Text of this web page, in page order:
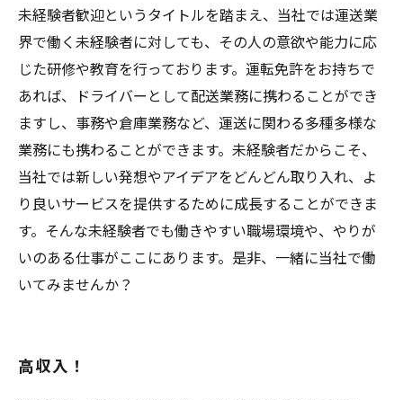
未経験者歓迎というタイトルを踏まえ、当社では運送業
界で働く未経験者に対しても、その人の意欲や能力に応
じた研修や教育を行っております。運転免許をお持ちで
あれば、ドライバーとして配送業務に携わることができ
ますし、事務や倉庫業務など、運送に関わる多種多様な
業務にも携わることができます。未経験者だからこそ、
当社では新しい発想やアイデアをどんどん取り入れ、よ
り良いサービスを提供するために成長することができま
す。そんな未経験者でも働きやすい職場環境や、やりが
いのある仕事がここにあります。是非、一緒に当社で働
いてみませんか？
高収入！